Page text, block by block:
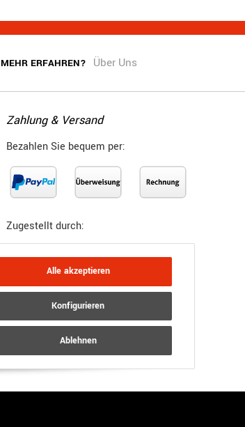
Alle akzeptieren
Konfigurieren
Ablehnen
MEHR ERFAHREN? Über Uns
Zahlung & Versand
Bezahlen Sie bequem per:
Zugestellt durch: